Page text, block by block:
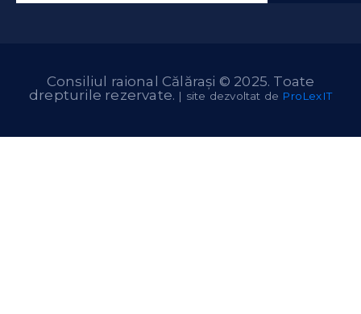
Consiliul raional Călărași © 2025. Toate
drepturile rezervate. | site dezvoltat de ProLexIT